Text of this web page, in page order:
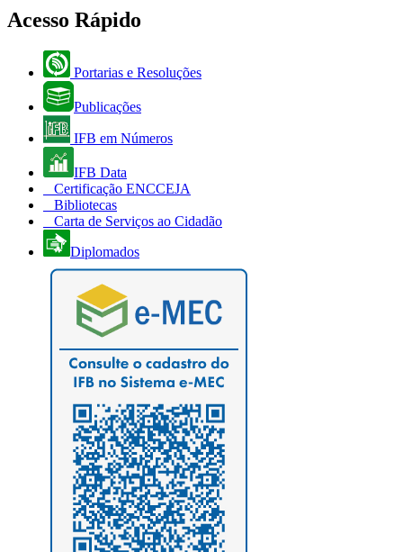
Acesso Rápido
Portarias e Resoluções
Publicações
IFB em Números
IFB Data
Certificação ENCCEJA
Bibliotecas
Carta de Serviços ao Cidadão
Diplomados